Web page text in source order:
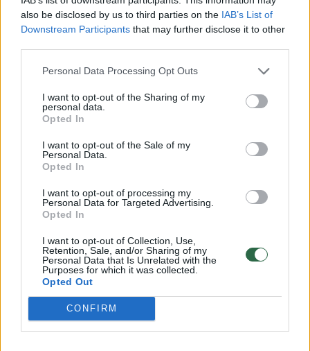
also be disclosed by us to third parties on the IAB’s List of
Downstream Participants that may further disclose it to other
Personal Data Processing Opt Outs
I want to opt-out of the Sharing of my
personal data.
Opted In
I want to opt-out of the Sale of my
Personal Data.
Opted In
I want to opt-out of processing my
Personal Data for Targeted Advertising.
Opted In
I want to opt-out of Collection, Use,
Retention, Sale, and/or Sharing of my
Personal Data that Is Unrelated with the
Purposes for which it was collected.
Opted Out
CONFIRM
pakviesti Ukrainą tapti Aljanso nare
Pasaulis 2023-05-10